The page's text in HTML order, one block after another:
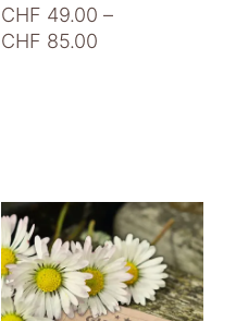
auf
der
CHF 49.00 –
CHF 85.00Preisspanne:
auf.
Die
Optionen
können
auf